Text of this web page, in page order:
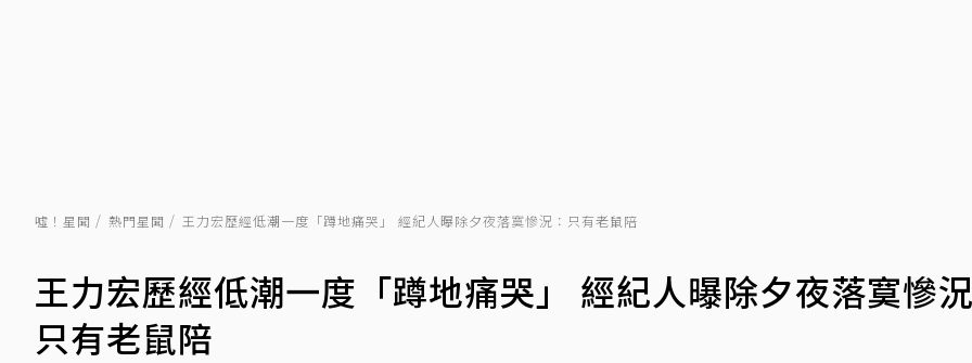
噓！星聞 熱門星聞 王力宏歷經低潮一度「蹲地痛哭」 經紀人曝除夕夜落寞慘況：只有老鼠陪
王力宏歷經低潮一度「蹲地痛哭」 經紀人曝除夕夜落寞慘
只有老鼠陪